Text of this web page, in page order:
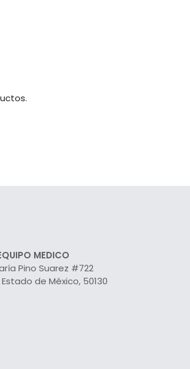
MEDICO
Pino Suarez #722
de México, 50130